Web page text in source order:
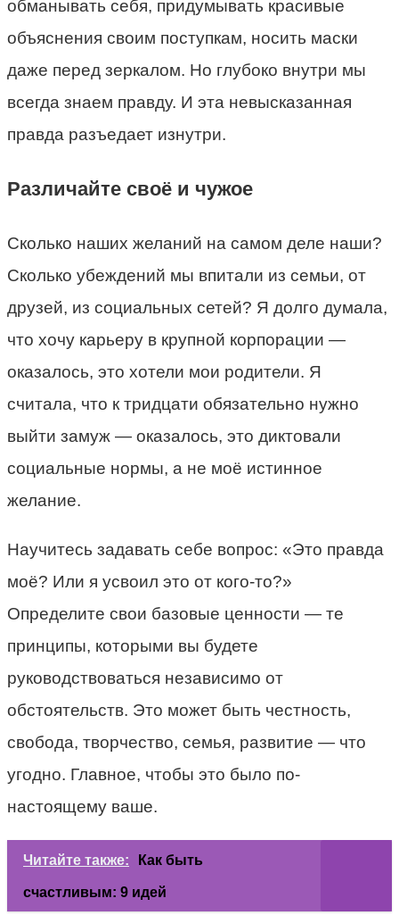
обманывать себя, придумывать красивые
объяснения своим поступкам, носить маски
даже перед зеркалом. Но глубоко внутри мы
всегда знаем правду. И эта невысказанная
правда разъедает изнутри.
Различайте своё и чужое
Сколько наших желаний на самом деле наши?
Сколько убеждений мы впитали из семьи, от
друзей, из социальных сетей? Я долго думала,
что хочу карьеру в крупной корпорации —
оказалось, это хотели мои родители. Я
считала, что к тридцати обязательно нужно
выйти замуж — оказалось, это диктовали
социальные нормы, а не моё истинное
желание.
Научитесь задавать себе вопрос: «Это правда
моё? Или я усвоил это от кого-то?»
Определите свои базовые ценности — те
принципы, которыми вы будете
руководствоваться независимо от
обстоятельств. Это может быть честность,
свобода, творчество, семья, развитие — что
угодно. Главное, чтобы это было по-
настоящему ваше.
Читайте также: Как быть
счастливым: 9 идей